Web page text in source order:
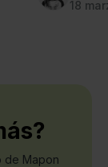
18
de Mapon